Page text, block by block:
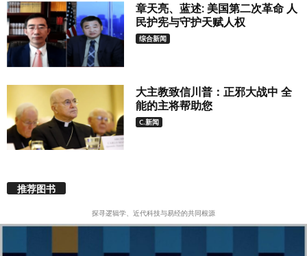
章天亮、蓝述: 美国第二次革命 人
民护宪与守护天赋人权
综合新闻
大主教致信川普：正邪大战中 全
能的主将帮助您
C.新闻
推荐图书
探寻逻辑学、近代科技与易经的共同根源